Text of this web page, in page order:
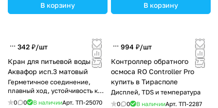
В корзину В корзину
342 ₽/шт
Кран для питьевой воды
Аквафор исп.3 матовый
Герметичное соединение,
плавный ход, устойчивость к
царапинам
0 0 В наличииАрт. ТП-25070
994 ₽/шт
Контроллер обратного
осмоса RO Controller Pro
купить в Тирасполе
Дисплей, TDS и температура
0 0 В наличииАрт. ТП-2287